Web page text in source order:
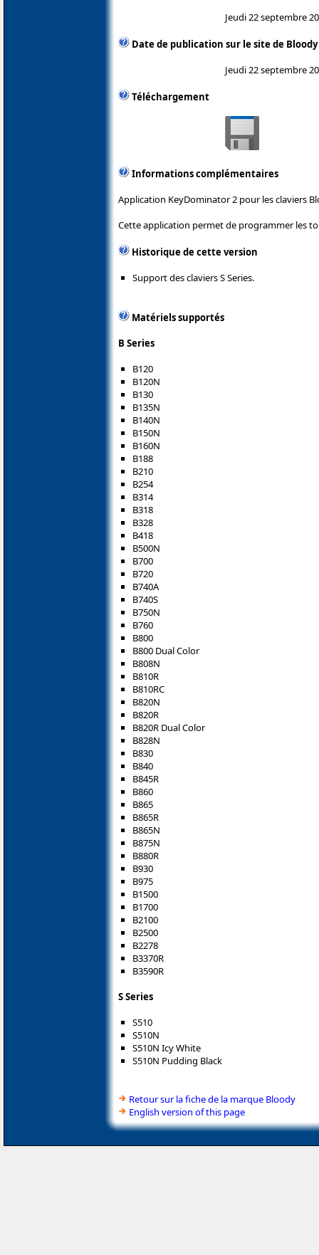
Jeudi 22 septembre
Date de publication sur le site de Bloody
Jeudi 22 septembre
Téléchargement
Informations complémentaires
Application KeyDominator 2 pour les claviers
Cette application permet de programmer les
Historique de cette version
Support des claviers S Series.
Matériels supportés
B Series
B120
B120N
B130
B135N
B140N
B150N
B160N
B188
B210
B254
B314
B318
B328
B418
B500N
B700
B720
B740A
B740S
B750N
B760
B800
B800 Dual Color
B808N
B810R
B810RC
B820N
B820R
B820R Dual Color
B828N
B830
B840
B845R
B860
B865
B865R
B865N
B875N
B880R
B930
B975
B1500
B1700
B2100
B2500
B2278
B3370R
B3590R
S Series
S510
S510N
S510N Icy White
S510N Pudding Black
Retour sur la fiche de la marque Bloody
English version of this page